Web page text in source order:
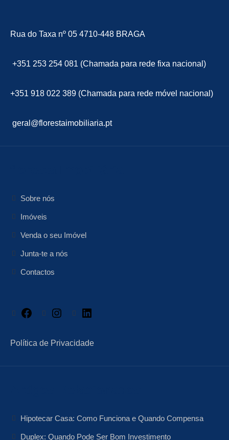
Rua do Taxa nº 05 4710-448 BRAGA
+351 253 254 081 (Chamada para rede fixa nacional)
+351 918 022 389 (Chamada para rede móvel nacional)
geral@florestaimobiliaria.pt
Sobre nós
Imóveis
Venda o seu Imóvel
Junta-te a nós
Contactos
Facebook Instagram
Política de Privacidade
Hipotecar Casa: Como Funciona e Quando Compensa
Duplex: Quando Pode Ser Bom Investimento